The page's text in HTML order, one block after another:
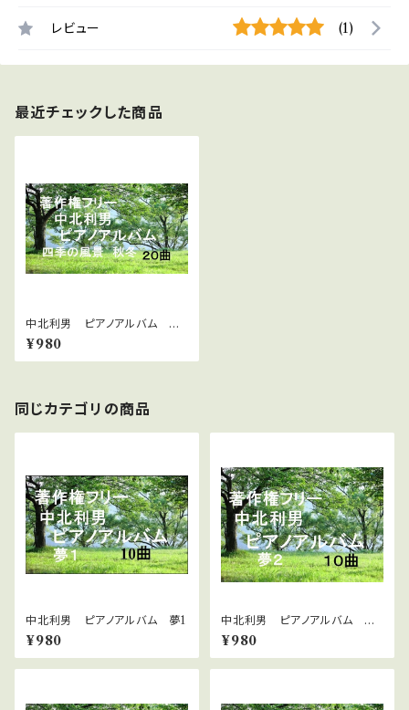
レビュー (1)
最近チェックした商品
中北利男 ピアノアルバム 四
季の風景 秋冬
¥980
同じカテゴリの商品
中北利男 ピアノアルバム 夢1
¥980
中北利男 ピアノアルバム 夢
２
¥980